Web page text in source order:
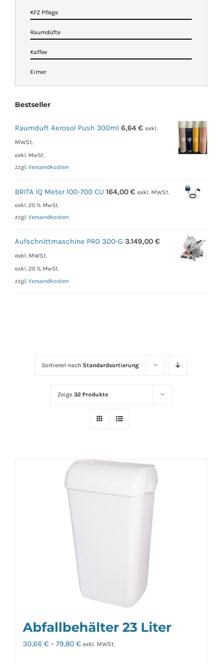
Sortieren nach Standardsortierung
Zeige 32 Produkte
Abfallbehälter 23 Liter
30,66 € – 79,80 € exkl. MWSt.
KFZ Pflege
Raumdüfte
Kaffee
Eimer
Bestseller
Raumduft Aerosol Push 300ml 6,64 € exkl.
MWSt.
exkl. MwSt.
zzgl. Versandkosten
BRITA iQ Meter 100-700 CU 164,00 € exkl. MWSt.
exkl. 20 % MwSt.
zzgl. Versandkosten
Aufschnittmaschine PRO 300-G 3.149,00 €
exkl. MWSt.
exkl. 20 % MwSt.
zzgl. Versandkosten